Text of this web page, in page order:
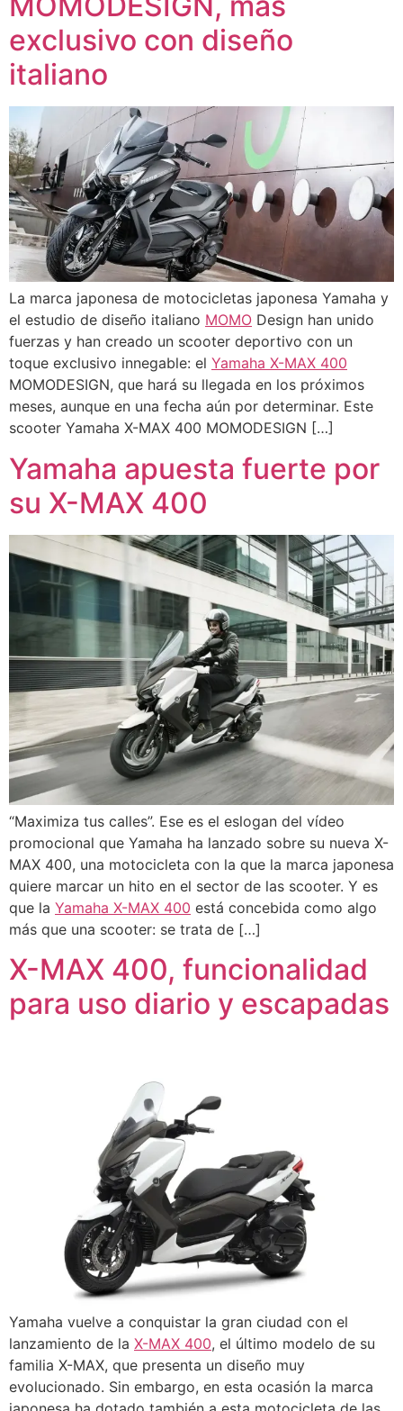
exclusivo con diseño
italiano
La marca japonesa de motocicletas japonesa Yamaha y
el estudio de diseño italiano MOMO Design han unido
fuerzas y han creado un scooter deportivo con un
toque exclusivo innegable: el Yamaha X-MAX 400
MOMODESIGN, que hará su llegada en los próximos
meses, aunque en una fecha aún por determinar. Este
scooter Yamaha X-MAX 400 MOMODESIGN […]
Yamaha apuesta fuerte por
su X-MAX 400
“Maximiza tus calles”. Ese es el eslogan del vídeo
promocional que Yamaha ha lanzado sobre su nueva X-
MAX 400, una motocicleta con la que la marca japonesa
quiere marcar un hito en el sector de las scooter. Y es
que la Yamaha X-MAX 400 está concebida como algo
más que una scooter: se trata de […]
X-MAX 400, funcionalidad
para uso diario y escapadas
Yamaha vuelve a conquistar la gran ciudad con el
lanzamiento de la X-MAX 400, el último modelo de su
familia X-MAX, que presenta un diseño muy
evolucionado. Sin embargo, en esta ocasión la marca